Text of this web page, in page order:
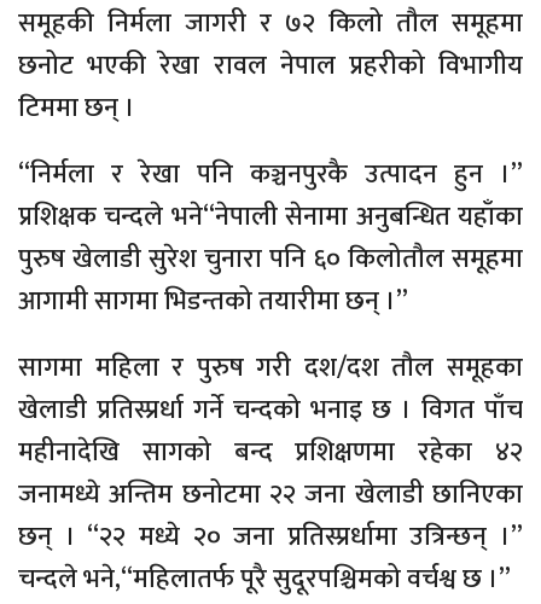
समूहकी निर्मला जागरी र ७२ किलो तौल समूहमा
छनोट भएकी रेखा रावल नेपाल प्रहरीको विभागीय
टिममा छन् ।
“निर्मला र रेखा पनि कञ्चनपुरकै उत्पादन हुन ।”
प्रशिक्षक चन्दले भने“नेपाली सेनामा अनुबन्धित यहाँका
पुरुष खेलाडी सुरेश चुनारा पनि ६० किलोतौल समूहमा
आगामी सागमा भिडन्तको तयारीमा छन् ।”
सागमा महिला र पुरुष गरी दश/दश तौल समूहका
खेलाडी प्रतिस्प्रर्धा गर्ने चन्दको भनाइ छ । विगत पाँच
महीनादेखि सागको बन्द प्रशिक्षणमा रहेका ४२
जनामध्ये अन्तिम छनोटमा २२ जना खेलाडी छानिएका
छन् । “२२ मध्ये २० जना प्रतिस्प्रर्धामा उत्रिन्छन् ।”
चन्दले भने,“महिलातर्फ पूरै सुदूरपश्चिमको वर्चश्व छ ।”